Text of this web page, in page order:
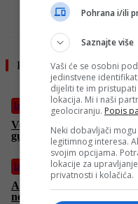
Pročitajte još
Izdvojeno
Vozači na oprezu:
gužve na granicama
Izdvojeno
AfD na pragu historijskog
nezadovoljniji Merzovom
Pohrana i/ili
Saznajte više
Vaši će se osobni
jedinstvene
dijeliti te im
lokacija. Mi i naši
geolociranju. Popis
Neki dobavljači
legitimnog interesa.
svojim opcijama.
lokacije za
privatnosti i kolačića.